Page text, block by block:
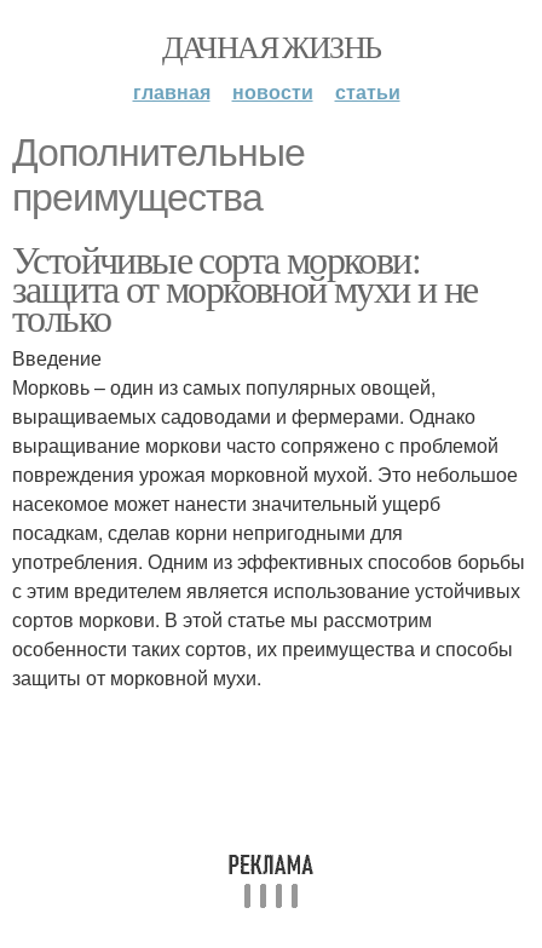
ДАЧНАЯ ЖИЗНЬ
главная новости статьи
Дополнительные
преимущества
Устойчивые сорта моркови:
защита от морковной мухи и не
только
Введение
Морковь – один из самых популярных овощей,
выращиваемых садоводами и фермерами. Однако
выращивание моркови часто сопряжено с проблемой
повреждения урожая морковной мухой. Это небольшое
насекомое может нанести значительный ущерб
посадкам, сделав корни непригодными для
употребления. Одним из эффективных способов борьбы
с этим вредителем является использование устойчивых
сортов моркови. В этой статье мы рассмотрим
особенности таких сортов, их преимущества и способы
защиты от морковной мухи.